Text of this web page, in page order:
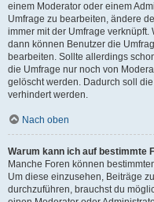
einem Moderator oder einem
Umfrage zu bearbeiten, ändere
immer mit der Umfrage
dann können Benutzer die
bearbeiten. Sollte allerdings
die Umfrage nur noch von
gelöscht werden. Dadurch soll
verhindert werden.
Nach oben
Warum kann ich auf bestimmte
Manche Foren können
Um diese einzusehen, Beiträge
durchzuführen, brauchst du